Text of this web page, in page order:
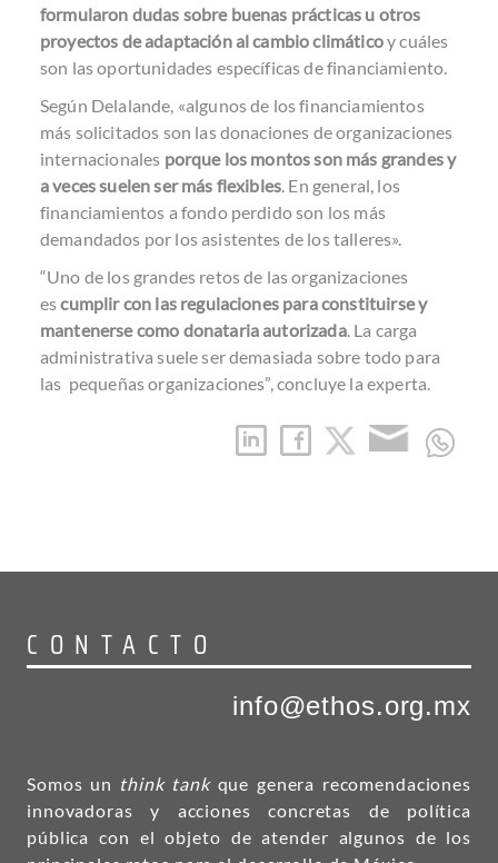
formularon dudas sobre buenas prácticas u otros
proyectos de adaptación al cambio climáticoy cuáles
son las oportunidades específicas de financiamiento.
Según Delalande, «algunos de los financiamientos
más solicitados son las donaciones de organizaciones
internacionales porque los montos son más grandes y
a veces suelen ser más flexibles . En general, los
financiamientos a fondo perdido son los más
demandados por los asistentes de los talleres».
“Uno de los grandes retos de las organizaciones
escumplir con las regulaciones para constituirse y
mantenerse como donataria autorizada. La carga
administrativa suele ser demasiada sobre todo para
las pequeñas organizaciones”, concluye la experta.
CONTACTO
info@ethos.org.mx
Somos un think tankque genera recomendaciones
innovadoras y acciones concretas de política
pública con el objeto de atender algunos de los